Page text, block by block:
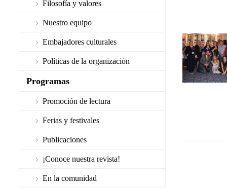
Filosofía y valores
Nuestro equipo
Embajadores culturales
Políticas de la organización
Programas
Promoción de lectura
Ferias y festivales
Publicaciones
¡Conoce nuestra revista!
En la comunidad